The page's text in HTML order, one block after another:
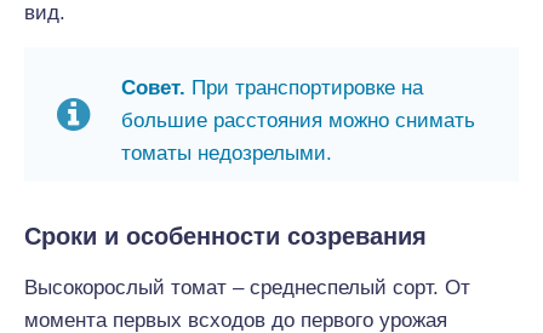
вид.
Совет. При транспортировке на
большие расстояния можно снимать
томаты недозрелыми.
Сроки и особенности созревания
Высокорослый томат – среднеспелый сорт. От
момента первых всходов до первого урожая